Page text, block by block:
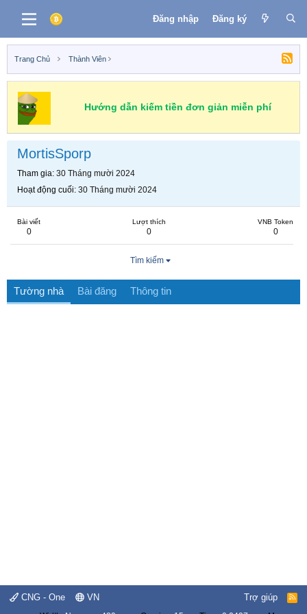
Đăng nhập Đăng ký
Trang Chủ Thành Viên
Hướng dẫn kiếm tiền đơn giản miễn phí
MortisSporp
Tham gia 30 Tháng mười 2024
Hoạt động cuối 30 Tháng mười 2024
Bài viết
0
Lượt thích
0
VNB Token
0
Tìm kiếm
Tường nhà Bài đăng Thông tin
CNG - One VN Trợ giúp
R